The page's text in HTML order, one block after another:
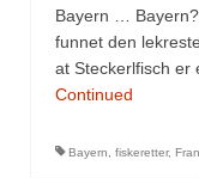
Bayern …
funnet den
at Steckerlfisch er
Continued
Bayern fiskeretter,